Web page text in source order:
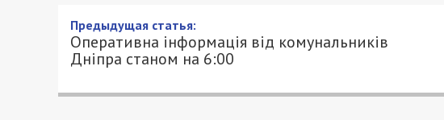
Предыдущая статья:
Оперативна інформація від комунальників
Дніпра станом на 6:00